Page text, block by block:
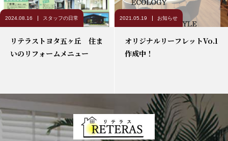
2024.08.16 スタッフの日常
リテラストヨタ五ヶ丘 住ま
いのリフォームメニュー
2021.05.19 お知らせ
オリジナルリーフレットVo.1
作成中！